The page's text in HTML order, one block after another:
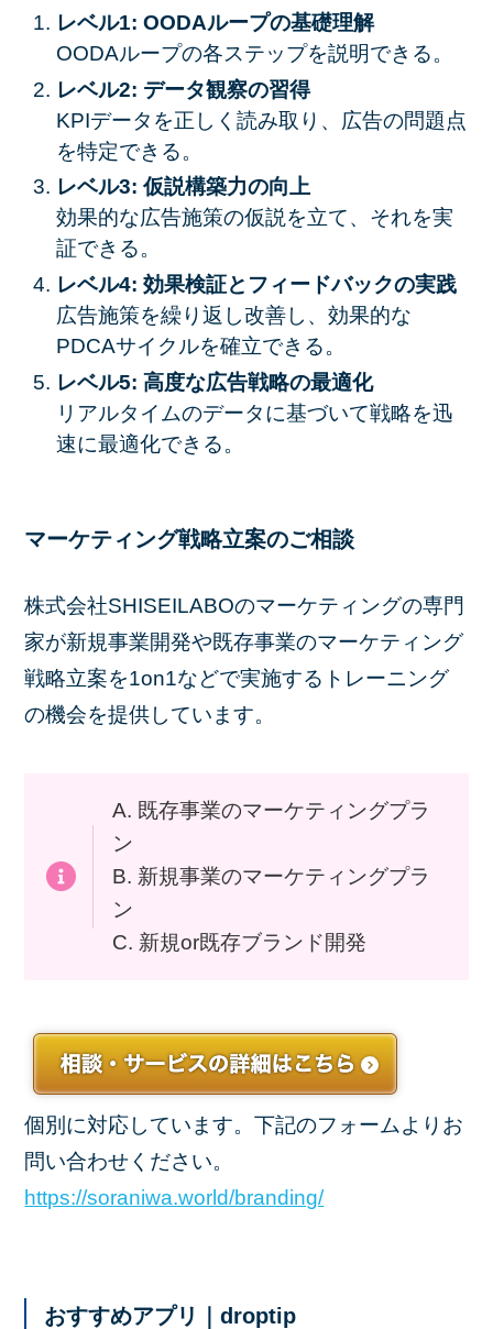
レベル1: OODAループの基礎理解
OODAループの各ステップを説明できる。
レベル2: データ観察の習得
KPIデータを正しく読み取り、広告の問題点
を特定できる。
レベル3: 仮説構築力の向上
効果的な広告施策の仮説を立て、それを実
証できる。
レベル4: 効果検証とフィードバックの実践
広告施策を繰り返し改善し、効果的な
PDCAサイクルを確立できる。
レベル5: 高度な広告戦略の最適化
リアルタイムのデータに基づいて戦略を迅
速に最適化できる。
マーケティング戦略立案のご相談
株式会社SHISEILABOのマーケティングの専門
家が新規事業開発や既存事業のマーケティング
戦略立案を1on1などで実施するトレーニング
の機会を提供しています。
A. 既存事業のマーケティングプラ
ン
B. 新規事業のマーケティングプラ
ン
C. 新規or既存ブランド開発
個別に対応しています。下記のフォームよりお
問い合わせください。
https://soraniwa.world/branding/
おすすめアプリ｜droptip